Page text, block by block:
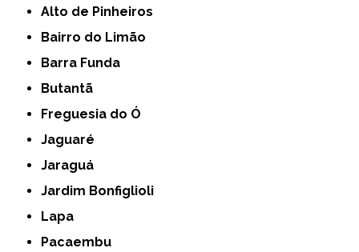
Alto de Pinheiros
Bairro do Limão
Barra Funda
Butantã
Freguesia do Ó
Jaguaré
Jaraguá
Jardim Bonfiglioli
Lapa
Pacaembu